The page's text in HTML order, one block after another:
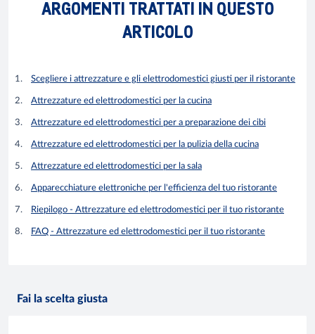
ARGOMENTI TRATTATI IN QUESTO
ARTICOLO
Scegliere i attrezzature e gli elettrodomestici giusti per il ristorante
Attrezzature ed elettrodomestici per la cucina
Attrezzature ed elettrodomestici per a preparazione dei cibi
Attrezzature ed elettrodomestici per la pulizia della cucina
Attrezzature ed elettrodomestici per la sala
Apparecchiature elettroniche per l'efficienza del tuo ristorante
Riepilogo - Attrezzature ed elettrodomestici per il tuo ristorante
FAQ - Attrezzature ed elettrodomestici per il tuo ristorante
Fai la scelta giusta